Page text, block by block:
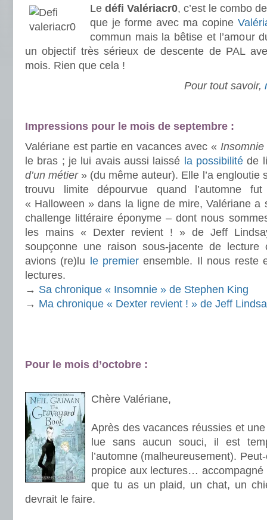
Le défi Valériacr0, c’est le combo
que je forme avec ma copine
commun mais la bêtise et l’amour
un objectif très sérieux de descente de PAL
mois. Rien que cela !
Pour tout savoir,
Impressions pour le mois de septembre :
Valériane est partie en vacances avec « Insomnie
le bras ; je lui avais aussi laissé la possibilité de
d’un métier» (du même auteur). Elle l’a engloutie
trouvu limite dépourvue quand l’automne
« Halloween » dans la ligne de mire, Valériane a
challenge littéraire éponyme – dont nous
les mains « Dexter revient ! » de Jeff
soupçonne une raison sous-jacente de lecture
avions (re)lu
le premier ensemble. Il nous reste
lectures.
→ Sa chronique « Insomnie » de Stephen King
→ Ma chronique « Dexter revient ! » de Jeff
Pour le mois d’octobre :
Chère Valériane,
Après des vacances réussies et
lue sans aucun souci, il est
l’automne (malheureusement).
propice aux lectures…
que tu as un plaid, un chat, un
devrait le faire.